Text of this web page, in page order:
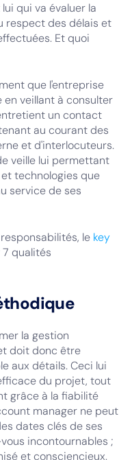
qui va évaluer la
respect des délais et
Et quoi
que l'entreprise
veillant à consulter
un contact
au courant des
et d'interlocuteurs.
veille lui permettant
technologies que
service de ses
le key
qualités
la gestion
doit donc être
aux détails. Ceci lui
du projet, tout
grâce à la fiabilité
manager ne peut
dates clés de ses
incontournables ;
et consciencieux.